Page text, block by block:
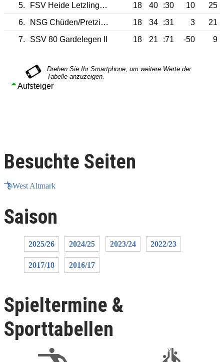
5.
FSV Heide Letzlingen II 18 40 :30 10
25
6.
NSG Chüden/Pretzier/Zethlingen 18 34 :31 3
21
7.
SSV 80 Gardelegen II 18 21 :71 -50 9
Aufsteiger
Besuchte Seiten
West Altmark
Saison
2025/26 2024/25 2023/24 2022/23
2017/18 2016/17
Spieltermine &
Sporttabellen